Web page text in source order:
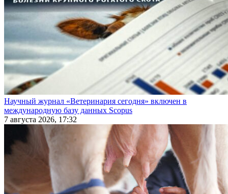
Научный журнал «Ветеринария сегодня» включен в
международную базу данных Scopus
7 августа 2026, 17:32